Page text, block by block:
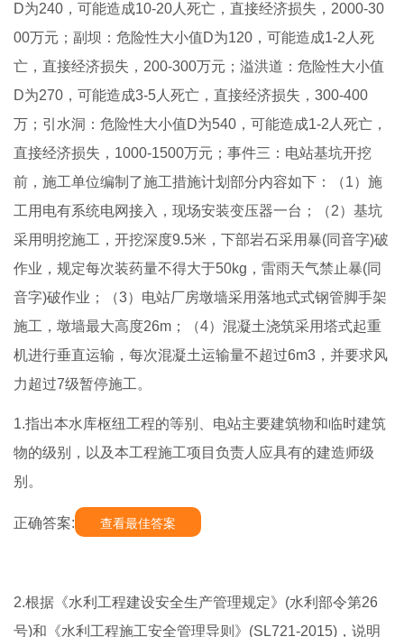
D为240，可能造成10-20人死亡，直接经济损失，2000-30
00万元；副坝：危险性大小值D为120，可能造成1-2人死
亡，直接经济损失，200-300万元；溢洪道：危险性大小值
D为270，可能造成3-5人死亡，直接经济损失，300-400
万；引水洞：危险性大小值D为540，可能造成1-2人死亡，
直接经济损失，1000-1500万元；事件三：电站基坑开挖
前，施工单位编制了施工措施计划部分内容如下：（1）施
工用电有系统电网接入，现场安装变压器一台；（2）基坑
采用明挖施工，开挖深度9.5米，下部岩石采用暴(同音字)破
作业，规定每次装药量不得大于50kg，雷雨天气禁止暴(同
音字)破作业；（3）电站厂房墩墙采用落地式式钢管脚手架
施工，墩墙最大高度26m；（4）混凝土浇筑采用塔式起重
机进行垂直运输，每次混凝土运输量不超过6m3，并要求风
力超过7级暂停施工。
1.指出本水库枢纽工程的等别、电站主要建筑物和临时建筑
物的级别，以及本工程施工项目负责人应具有的建造师级
别。
正确答案: 查看最佳答案
2.根据《水利工程建设安全生产管理规定》(水利部令第26
号)和《水利工程施工安全管理导则》(SL721-2015)，说明